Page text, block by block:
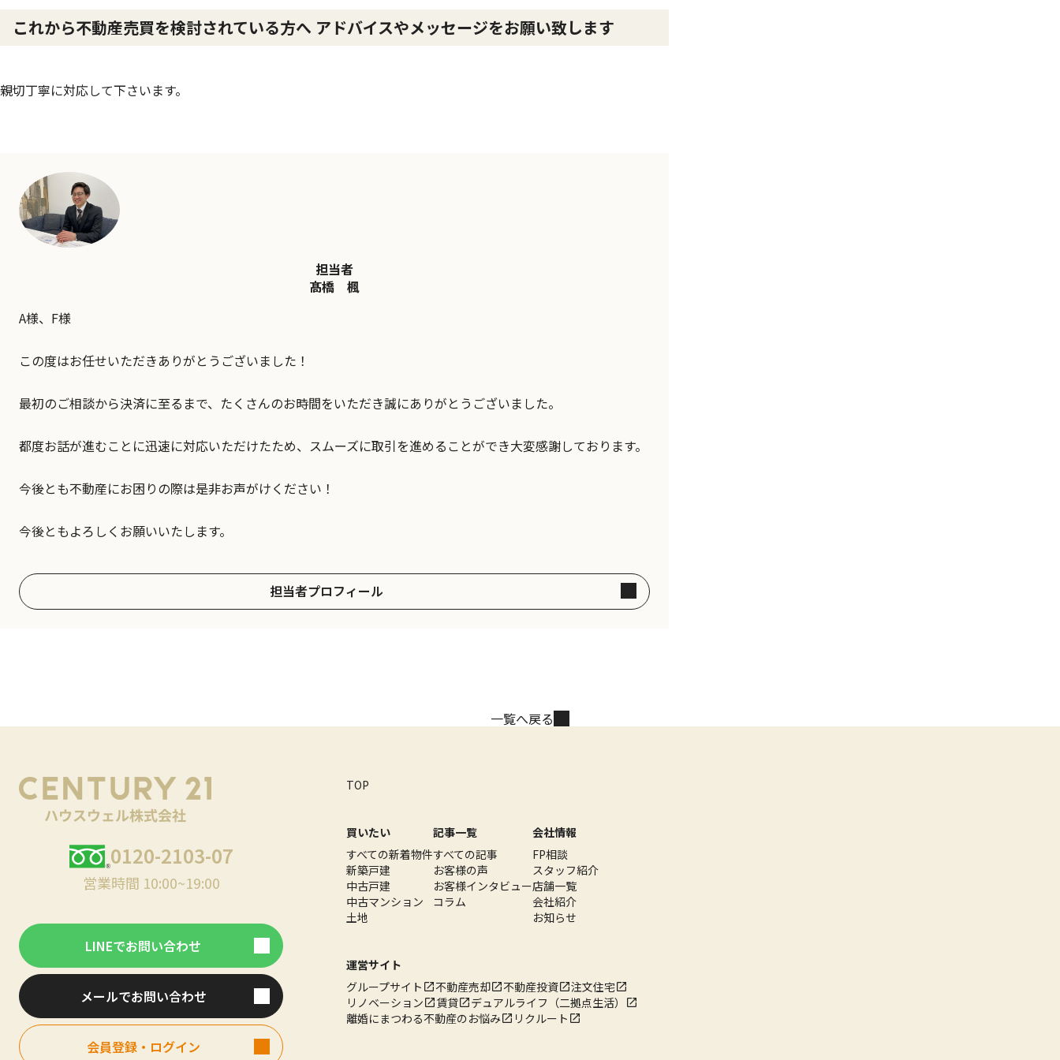
これから不動産売買を検討されている方へ アドバイスやメッセージをお願い致します
親切丁寧に対応して下さいます。
担当者
髙橋 楓
A様、F様
この度はお任せいただきありがとうございました！
最初のご相談から決済に至るまで、たくさんのお時間をいただき誠にありがとうございました。
都度お話が進むことに迅速に対応いただけたため、スムーズに取引を進めることができ大変感謝しております。
今後とも不動産にお困りの際は是非お声がけください！
今後ともよろしくお願いいたします。
担当者プロフィール
一覧へ戻る
0120-2103-07
営業時間 10:00~19:00
LINEでお問い合わせ
メールでお問い合わせ
会員登録・ログイン
TOP
買いたい
すべての新着物件
新築戸建
中古戸建
中古マンション
土地
記事一覧
すべての記事
お客様の声
お客様インタビュー
コラム
会社情報
FP相談
スタッフ紹介
店舗一覧
会社紹介
お知らせ
運営サイト
グループサイト
不動産売却 不動産投資
注文住宅
リノベーション
賃貸
デュアルライフ（二拠点生活）
離婚にまつわる不動産のお悩み
リクルート